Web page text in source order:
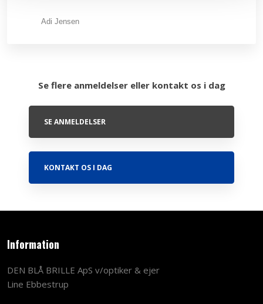
Adi Jensen
Se flere anmeldelser eller kontakt os i dag
SE ANMELDELSER
KONTAKT OS I DAG
Information
DEN BLÅ BRILLE ApS v/optiker & ejer
Line Ebbestrup